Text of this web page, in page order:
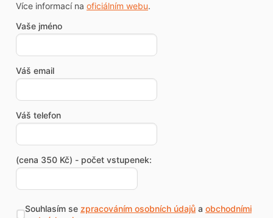
Více informací na oficiálním webu.
Vaše jméno
Váš email
Váš telefon
(cena 350 Kč) - počet vstupenek:
Souhlasím se zpracováním osobních údajůa obchodními